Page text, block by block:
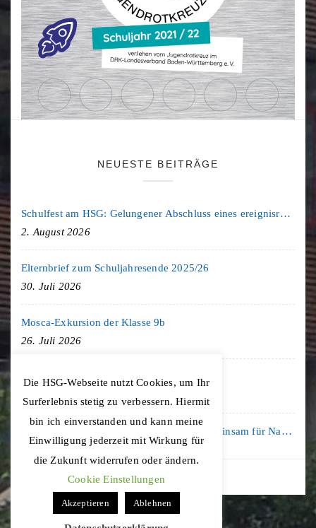
NEUESTE BEITRÄGE
Schulfest am HSG: Gelungener Abschluss eines ereignisreichen Schuljahres
2. August 2026
Elternbrief zum Schuljahresende 2025/26
30. Juli 2026
Mosca-Exkursion der Klasse 9b
26. Juli 2026
Freiburg-Exkursion des Geschichte LK
Kooperation mit der KLIMA ARENA: Gemeinsam für Nachhaltigkeit und Klimaschutz
16. Juli 2026
Die HSG-Webseite nutzt Cookies, um Ihr
Surferlebnis stetig zu verbessern. Hiermit
bin ich einverstanden und kann meine
Einwilligung jederzeit mit Wirkung für
die Zukunft widerrufen oder ändern.
Cookie Einstellungen
Akzeptieren Ablehnen